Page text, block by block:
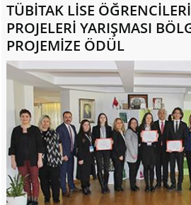
TÜBİTAK LİSE
PROJELERİ YARIŞMASI
PROJEMİZE ÖDÜL